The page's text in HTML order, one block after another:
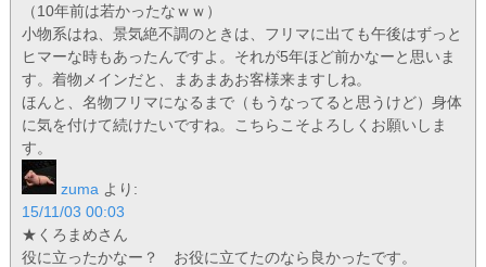
（10年前は若かったなｗｗ）
小物系はね、景気絶不調のときは、フリマに出ても午後はずっと
ヒマーな時もあったんですよ。それが5年ほど前かなーと思いま
す。着物メインだと、まあまあお客様来ますしね。
ほんと、名物フリマになるまで（もうなってると思うけど）身体
に気を付けて続けたいですね。こちらこそよろしくお願いしま
す。
zuma より:
15/11/03 00:03
★くろまめさん
役に立ったかなー？ お役に立てたのなら良かったです。